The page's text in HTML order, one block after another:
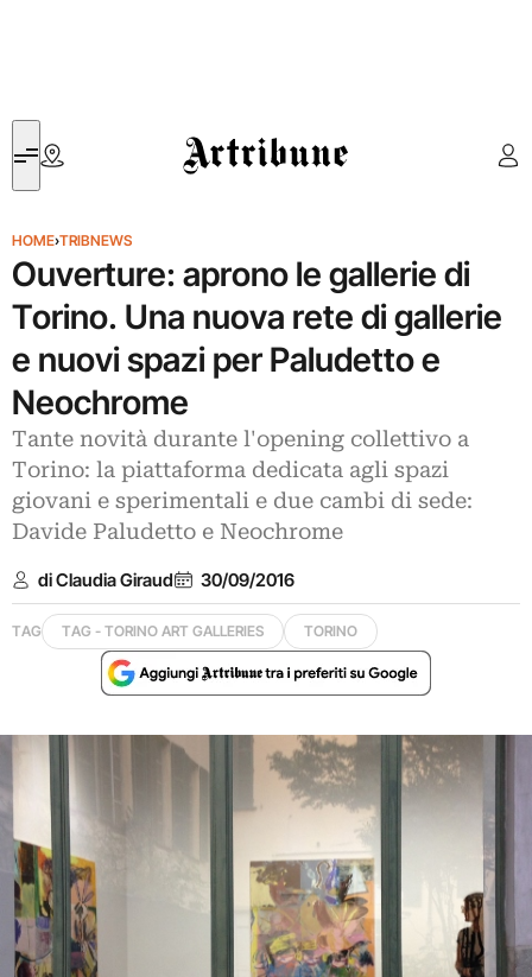
Artribune
HOME›TRIBNEWS
Ouverture: aprono le gallerie di
Torino. Una nuova rete di gallerie
e nuovi spazi per Paludetto e
Neochrome
Tante novità durante l'opening collettivo a
Torino: la piattaforma dedicata agli spazi
giovani e sperimentali e due cambi di sede:
Davide Paludetto e Neochrome
di Claudia Giraud 30/09/2016
TAG TAG - TORINO ART GALLERIES TORINO